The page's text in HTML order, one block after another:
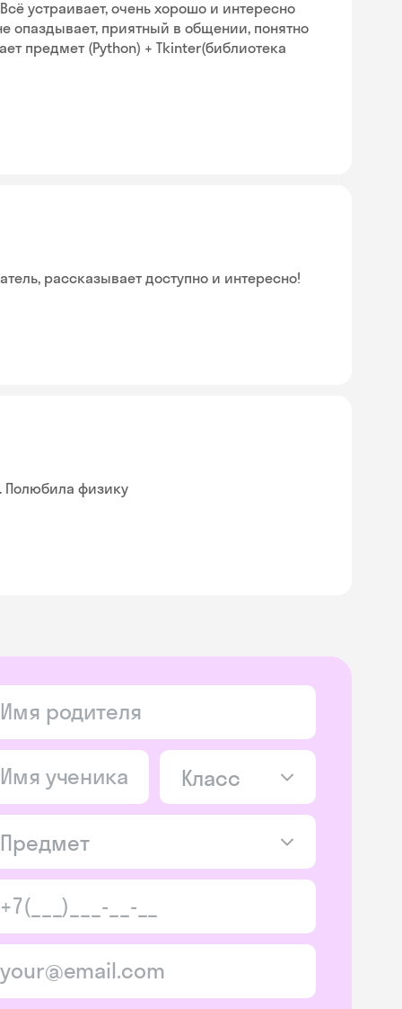
устраивает, очень хорошо и интересно
опаздывает, приятный в общении, понятно
предмет (Python) + Tkinter(библиотека
рассказывает доступно и интересно!
Полюбила физику
Класс
Предмет